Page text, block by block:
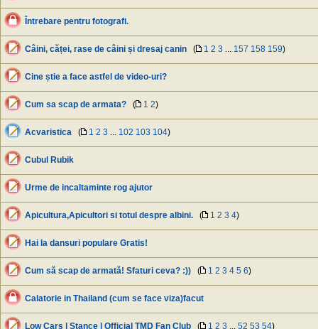
Întrebare pentru fotografi.
Câini, căței, rase de câini și dresaj canin ( 1 2 3 157 158 159)
Cine știe a face astfel de video-uri?
Cum sa scap de armata? ( 1 2)
Acvaristica ( 1 2 3 102 103 104)
Cubul Rubik
Urme de incaltaminte rog ajutor
Apicultura,Apicultori si totul despre albini. ( 1 2 3 4)
Hai la dansuri populare Gratis!
Cum să scap de armată! Sfaturi ceva? :)) ( 1 2 3 4 5 6)
Calatorie in Thailand (cum se face viza)facut
Low Cars | Stance | Official TMD Fan Club ( 1 2 3 52 53 54)